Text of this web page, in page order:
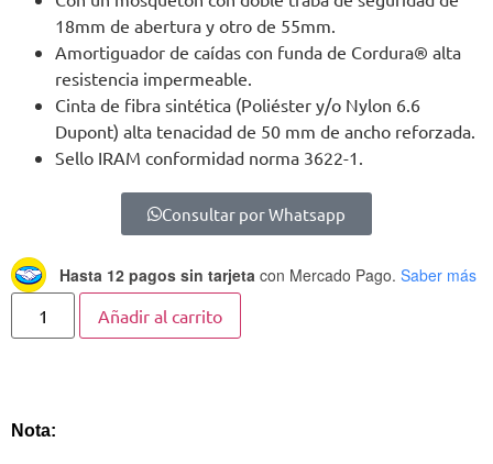
18mm de abertura y otro de 55mm.
Amortiguador de caídas con funda de Cordura® alta
resistencia impermeable.
Cinta de fibra sintética (Poliéster y/o Nylon 6.6
Dupont) alta tenacidad de 50 mm de ancho reforzada.
Sello IRAM conformidad norma 3622-1.
Consultar por Whatsapp
Hasta 12 pagos sin tarjeta con Mercado Pago. Saber más
Añadir al carrito
Nota: